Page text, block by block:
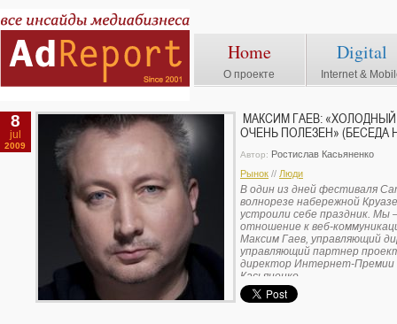
Home
О проекте
Digital
Internet &
8
jul
2009
МАКСИМ ГАЕВ:
ОЧЕНЬ ПОЛЕЗЕН» (БЕСЕДА
Автор: Ростислав Касьяненко
Рынок // Люди
В один из дней фестиваля
волнорезе набережной
устроили себе праздник.
отношение к веб-
Максим Гаев, управляющий
управляющий партнер
директор Интернет-Премии
Касьяненко.